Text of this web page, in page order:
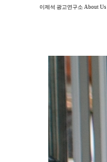
이제석 광고연구소 About Us